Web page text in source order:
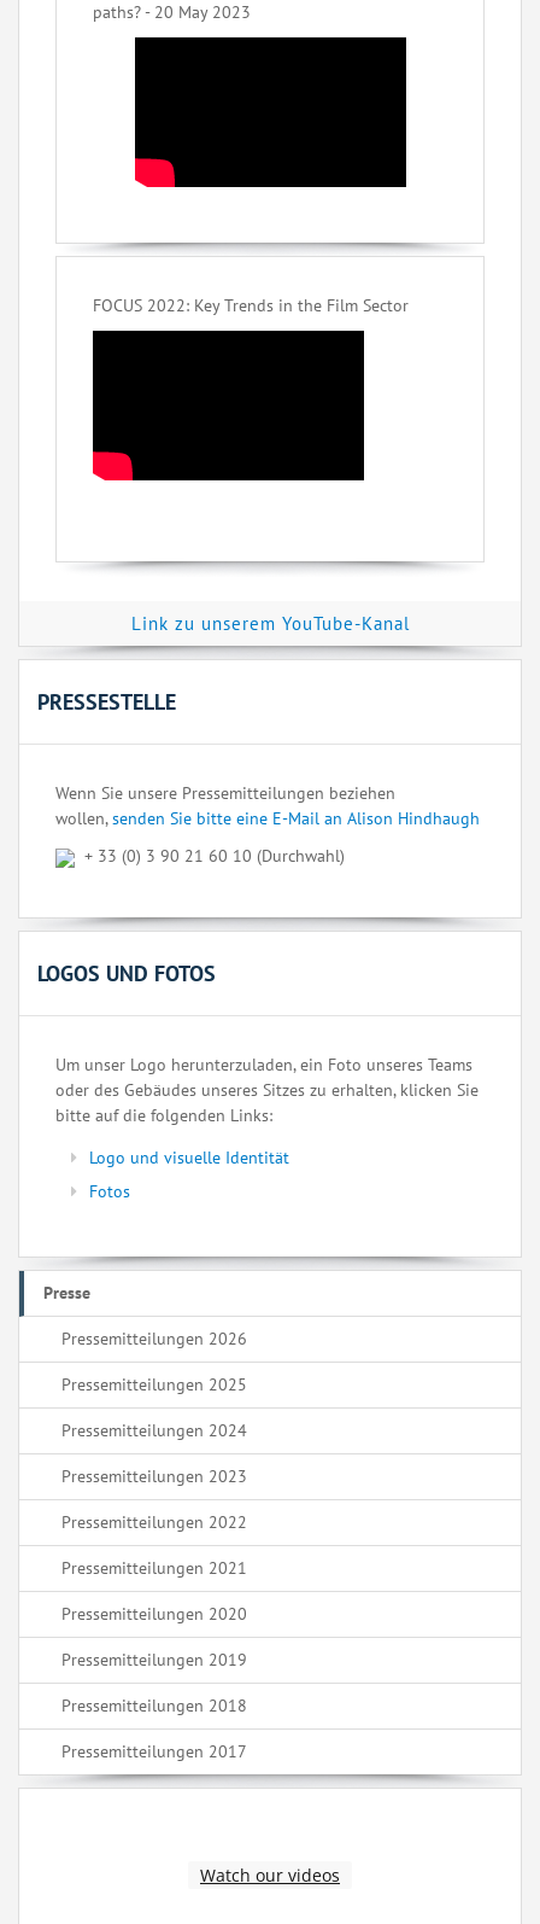
paths? - 20 May 2023
FOCUS 2022: Key Trends in the Film Sector
Link zu unserem YouTube-Kanal
PRESSESTELLE
Wenn Sie unsere Pressemitteilungen beziehen
wollen,senden Sie bitte eine E-Mail an Alison Hindhaugh
+ 33 (0) 3 90 21 60 10 (Durchwahl)
LOGOS UND FOTOS
Um unser Logo herunterzuladen, ein Foto unseres Teams
oder des Gebäudes unseres Sitzes zu erhalten, klicken Sie
bitte auf die folgenden Links:
Logo und visuelle Identität
Fotos
Presse
Pressemitteilungen 2026
Pressemitteilungen 2025
Pressemitteilungen 2024
Pressemitteilungen 2023
Pressemitteilungen 2022
Pressemitteilungen 2021
Pressemitteilungen 2020
Pressemitteilungen 2019
Pressemitteilungen 2018
Pressemitteilungen 2017
Watch our videos